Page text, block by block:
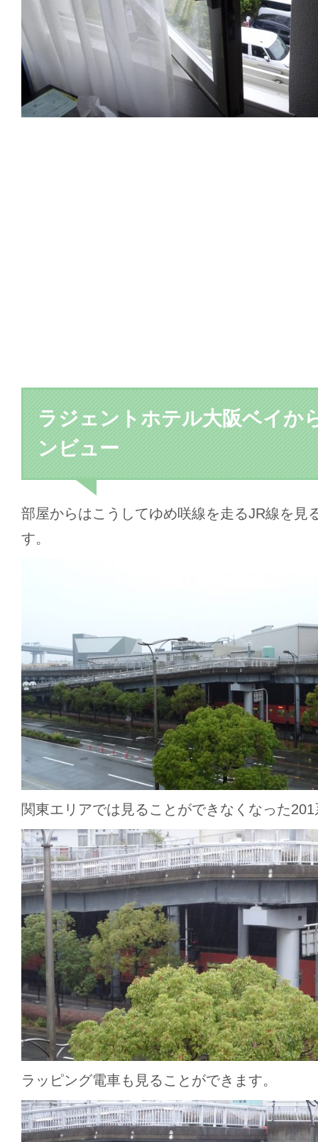
ラジェントホテル大阪ベイか
ンビュー
部屋からはこうしてゆめ咲線を走るJR線を見
す。
関東エリアでは見ることができなくなった201
ラッピング電車も見ることができます。